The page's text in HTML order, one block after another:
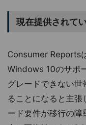
現在提供されて
Consumer Reports
Windows 10のサポ
グレードできない
ることになると主
ード要件が移行の